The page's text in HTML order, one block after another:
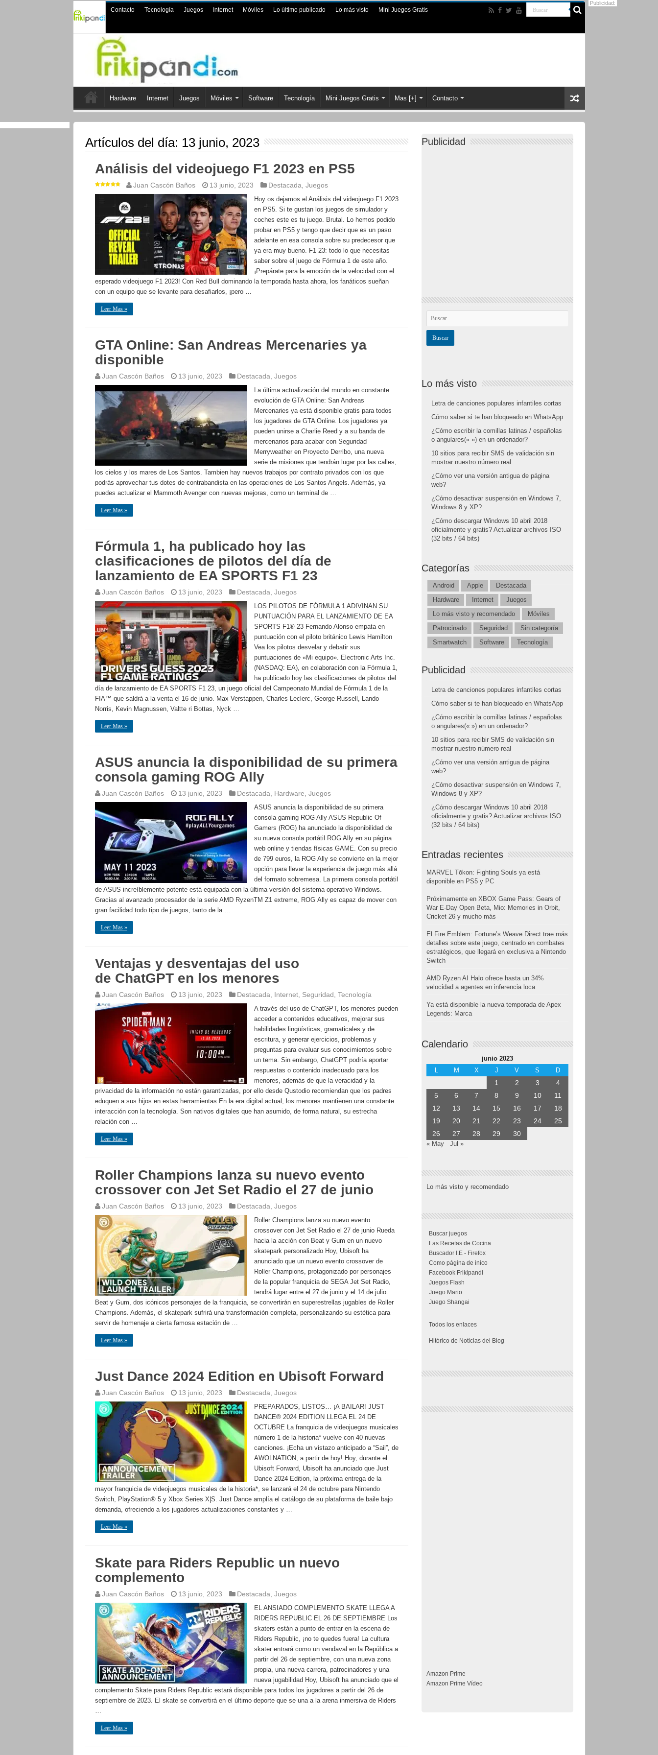
Contacto Tecnología Juegos Internet Móviles Lo último publicado Lo más visto Mini Juegos Gratis
Hardware Internet Juegos Móviles Software Tecnología Mini Juegos Gratis Mas [+] Contacto
Artículos del día: 13 junio, 2023
Análisis del videojuego F1 2023 en PS5
Juan Cascón Baños 13 junio, 2023 Destacada Juegos
Hoy os dejamos el Análisis del videojuego F1 2023
en PS5. Si te gustan los juegos de simulador y
coches este es tu juego. Brutal. Lo hemos podido
probar en PS5 y tengo que decir que es un paso
adelante en esa consola sobre su predecesor que
ya era muy bueno. F1 23: todo lo que necesitas
saber sobre el juego de Fórmula 1 de este año.
¡Prepárate para la emoción de la velocidad con el
esperado videojuego F1 2023! Con Red Bull dominando la temporada hasta ahora, los fanáticos sueñan
con un equipo que se levante para desafiarlos, ¡pero …
Leer Mas »
GTA Online: San Andreas Mercenaries ya
disponible
Juan Cascón Baños 13 junio, 2023 Destacada Juegos
La última actualización del mundo en constante
evolución de GTA Online: San Andreas
Mercenaries ya está disponible gratis para todos
los jugadores de GTA Online. Los jugadores ya
pueden unirse a Charlie Reed y a su banda de
mercenarios para acabar con Seguridad
Merryweather en Proyecto Derribo, una nueva
serie de misiones que tendrán lugar por las calles,
los cielos y los mares de Los Santos. Tambien hay nuevos trabajos por contrato privados con los que
podrás aprovechar tus dotes de contrabandista en las operaciones de Los Santos Angels. Además, ya
puedes actualizar el Mammoth Avenger con nuevas mejoras, como un terminal de …
Leer Mas »
Fórmula 1, ha publicado hoy las
clasificaciones de pilotos del día de
lanzamiento de EA SPORTS F1 23
Juan Cascón Baños 13 junio, 2023 Destacada Juegos
LOS PILOTOS DE FÓRMULA 1 ADIVINAN SU
PUNTUACIÓN PARA EL LANZAMIENTO DE EA
SPORTS F1® 23 Fernando Alonso empata en
puntuación con el piloto británico Lewis Hamilton
Vea los pilotos desvelar y debatir sus
puntuaciones de «Mi equipo». Electronic Arts Inc.
(NASDAQ: EA), en colaboración con la Fórmula 1,
ha publicado hoy las clasificaciones de pilotos del
día de lanzamiento de EA SPORTS F1 23, un juego oficial del Campeonato Mundial de Fórmula 1 de la
FIA™ que saldrá a la venta el 16 de junio. Max Verstappen, Charles Leclerc, George Russell, Lando
Norris, Kevin Magnussen, Valtte ri Bottas, Nyck …
Leer Mas »
ASUS anuncia la disponibilidad de su primera
consola gaming ROG Ally
Juan Cascón Baños 13 junio, 2023 Destacada Hardware Juegos
ASUS anuncia la disponibilidad de su primera
consola gaming ROG Ally ASUS Republic Of
Gamers (ROG) ha anunciado la disponibilidad de
su nueva consola portátil ROG Ally en su página
web online y tiendas físicas GAME. Con su precio
de 799 euros, la ROG Ally se convierte en la mejor
opción para llevar la experiencia de juego más allá
del formato sobremesa. La primera consola portátil
de ASUS increíblemente potente está equipada con la última versión del sistema operativo Windows.
Gracias al avanzado procesador de la serie AMD RyzenTM Z1 extreme, ROG Ally es capaz de mover con
gran facilidad todo tipo de juegos, tanto de la …
Leer Mas »
Ventajas y desventajas del uso
de ChatGPT en los menores
Juan Cascón Baños 13 junio, 2023 Destacada Internet, Seguridad Tecnología
A través del uso de ChatGPT, los menores pueden
acceder a contenidos educativos, mejorar sus
habilidades lingüísticas, gramaticales y de
escritura, y generar ejercicios, problemas y
preguntas para evaluar sus conocimientos sobre
un tema. Sin embargo, ChatGPT podría aportar
respuestas o contenido inadecuado para los
menores, además de que la veracidad y la
privacidad de la información no están garantizadas, por ello desde Qustodio recomiendan que los padres
eduquen a sus hijos en estas herramientas En la era digital actual, los menores mantienen una constante
interacción con la tecnología. Son nativos digitales que han asumido, de forma natural, su estrecha
relación con …
Leer Mas »
Roller Champions lanza su nuevo evento
crossover con Jet Set Radio el 27 de junio
Juan Cascón Baños 13 junio, 2023 Destacada Juegos
Roller Champions lanza su nuevo evento
crossover con Jet Set Radio el 27 de junio Rueda
hacia la acción con Beat y Gum en un nuevo
skatepark personalizado Hoy, Ubisoft ha
anunciado que un nuevo evento crossover de
Roller Champions, protagonizado por personajes
de la popular franquicia de SEGA Jet Set Radio,
tendrá lugar entre el 27 de junio y el 14 de julio.
Beat y Gum, dos icónicos personajes de la franquicia, se convertirán en superestrellas jugables de Roller
Champions. Además, el skatepark sufrirá una transformación completa, personalizando su estética para
servir de homenaje a cierta famosa estación de …
Leer Mas »
Just Dance 2024 Edition en Ubisoft Forward
Juan Cascón Baños 13 junio, 2023 Destacada Juegos
PREPARADOS, LISTOS… ¡A BAILAR! JUST
DANCE® 2024 EDITION LLEGA EL 24 DE
OCTUBRE La franquicia de videojuegos musicales
número 1 de la historia* vuelve con 40 nuevas
canciones. ¡Echa un vistazo anticipado a “Sail”, de
AWOLNATION, a partir de hoy! Hoy, durante el
Ubisoft Forward, Ubisoft ha anunciado que Just
Dance 2024 Edition, la próxima entrega de la
mayor franquicia de videojuegos musicales de la historia*, se lanzará el 24 de octubre para Nintendo
Switch, PlayStation® 5 y Xbox Series X|S. Just Dance amplía el catálogo de su plataforma de baile bajo
demanda, ofreciendo a los jugadores actualizaciones constantes y …
Leer Mas »
Skate para Riders Republic un nuevo
complemento
Juan Cascón Baños 13 junio, 2023 Destacada Juegos
EL ANSIADO COMPLEMENTO SKATE LLEGA A
RIDERS REPUBLIC EL 26 DE SEPTIEMBRE Los
skaters están a punto de entrar en la escena de
Riders Republic, ¡no te quedes fuera! La cultura
skater entrará como un vendaval en la República a
partir del 26 de septiembre, con una nueva zona
propia, una nueva carrera, patrocinadores y una
nueva jugabilidad Hoy, Ubisoft ha anunciado que el
complemento Skate para Riders Republic estará disponible para todos los jugadores a partir del 26 de
septiembre de 2023. El skate se convertirá en el último deporte que se una a la arena inmersiva de Riders
…
Leer Mas »
Publicidad
Lo más visto
Letra de canciones populares infantiles cortas
Cómo saber si te han bloqueado en WhatsApp
¿Cómo escribir la comillas latinas / españolas
o angulares(« ») en un ordenador?
10 sitios para recibir SMS de validación sin
mostrar nuestro número real
¿Cómo ver una versión antigua de página
web?
¿Cómo desactivar suspensión en Windows 7,
Windows 8 y XP?
¿Cómo descargar Windows 10 abril 2018
oficialmente y gratis? Actualizar archivos ISO
(32 bits / 64 bits)
Categorías
Android Apple
Destacada
Hardware
Internet
Juegos
Lo más visto y recomendado
Móviles
Patrocinado
Seguridad
Sin categoría
Smartwatch
Software Tecnología
Publicidad
Letra de canciones populares infantiles cortas
Cómo saber si te han bloqueado en WhatsApp
¿Cómo escribir la comillas latinas / españolas
o angulares(« ») en un ordenador?
10 sitios para recibir SMS de validación sin
mostrar nuestro número real
¿Cómo ver una versión antigua de página
web?
¿Cómo desactivar suspensión en Windows 7,
Windows 8 y XP?
¿Cómo descargar Windows 10 abril 2018
oficialmente y gratis? Actualizar archivos ISO
(32 bits / 64 bits)
Entradas recientes
MARVEL Tōkon: Fighting Souls ya está
disponible en PS5 y PC
Próximamente en XBOX Game Pass: Gears of
War E-Day Open Beta, Mio: Memories in Orbit,
Cricket 26 y mucho más
El Fire Emblem: Fortune’s Weave Direct trae más
detalles sobre este juego, centrado en combates
estratégicos, que llegará en exclusiva a Nintendo
Switch
AMD Ryzen AI Halo ofrece hasta un 34%
velocidad a agentes en inferencia loca
Ya está disponible la nueva temporada de Apex
Legends: Marca
Calendario
junio 2023
L
M X J V S D
1 2 3
4
5
6 7 8 9 10
11
12
13 14 15 16 17
18
19
20 21 22 23 24
25
26
27 28 29 30
« May Jul »
Lo más visto y recomendado
Buscar juegos
Las Recetas de Cocina
Buscador I.E - Firefox
Como página de inico
Facebook Frikipandi
Juegos Flash
Juego Mario
Juego Shangai
Todos los enlaces
Hitórico de Noticias del Blog
Publicidad:
Amazon Prime
Amazon Prime Vídeo